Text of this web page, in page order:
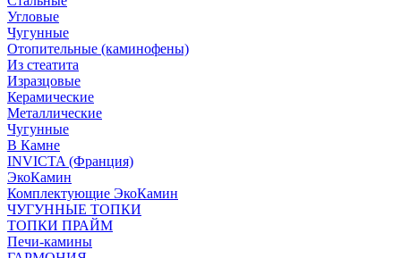
Угловые
Чугунные
Отопительные (каминофены)
Из стеатита
Изразцовые
Керамические
Металлические
Чугунные
В Камне
INVICTA (Франция)
ЭкоКамин
Комплектующие ЭкоКамин
ЧУГУННЫЕ ТОПКИ
ТОПКИ ПРАЙМ
Печи-камины